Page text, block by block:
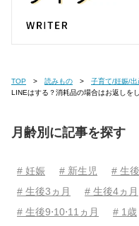
TOP 読みもの 子育て/妊娠/出
LINEはする？消耗品の場合はお返しを
月齢別に記事を探す
# 妊娠 # 新生児 # 生
# 生後3ヵ月
# 生後4ヵ月
# 生後9⋅10⋅11ヵ月
# 1歳